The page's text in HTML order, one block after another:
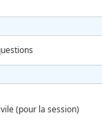
(pour la session)